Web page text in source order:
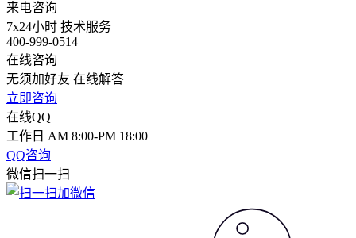
来电咨询
7x24小时 技术服务
400-999-0514
在线咨询
无须加好友 在线解答
立即咨询
在线QQ
工作日 AM 8:00-PM 18:00
QQ咨询
微信扫一扫